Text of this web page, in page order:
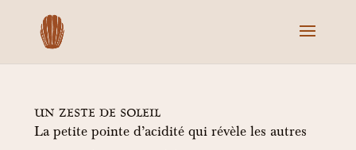
UN ZESTE DE SOLEIL
La petite pointe d’acidité qui révèle les autres